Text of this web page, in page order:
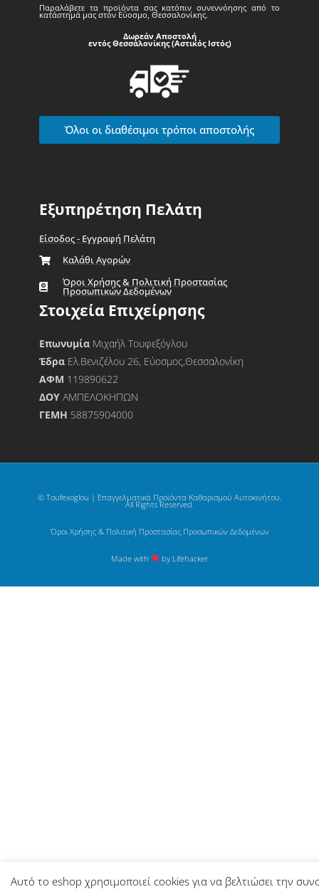
Παραλάβετε τα προϊόντα σας κατόπιν συνεννόησης από το
κατάστημά μας στον Εύοσμο, Θεσσαλονίκης.
Δωρεάν Αποστολή
εντός Θεσσαλονίκης (Αστικός Ιστός)
Όλοι οι διαθέσιμοι τρόποι αποστολής
Εξυπηρέτηση Πελάτη
Είσοδος - Εγγραφή Πελάτη
Καλάθι Αγορών
Όροι Χρήσης & Πολιτική Προστασίας
Προσωπικών Δεδομένων
Στοιχεία Επιχείρησης
Επωνυμία Μιχαήλ Τουφεξόγλου
Έδρα Ελ.Βενιζέλου 26, Εύοσμος,Θεσσαλονίκη
ΑΦΜ 119890622
ΔΟΥΑΜΠΕΛΟΚΗΠΩΝ
ΓΕΜΗ 58875904000
© Toufexoglou | Επαγγελματικά Προϊόντα Καθαρισμού Αυτοκινήτου.
All Rights Reserved.
Όροι Χρήσης & Πολιτική Προστασίας Προσωπικών Δεδομένων
Made with by Lifehacker
Αυτό το eshop χρησιμοποιεί cookies για να βελτιώσει την